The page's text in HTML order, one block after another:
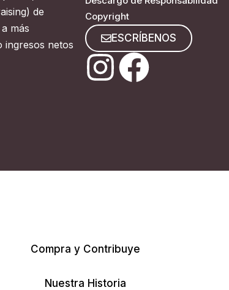
de
más
ingresos netos
Copyright
ESCRÍBENOS
Compra y Contribuye
Nuestra Historia